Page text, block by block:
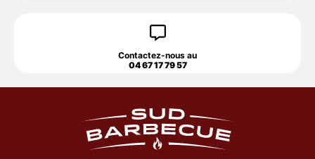
Contactez-nous au
04 67 17 79 57